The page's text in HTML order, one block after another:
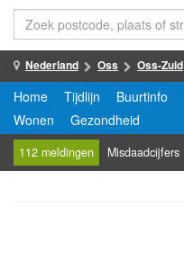
Nederland Oss Oss-Zuid
Home Tijdlijn Buurtinfo
Wonen
Gezondheid
112 meldingen Misdaadcijfers